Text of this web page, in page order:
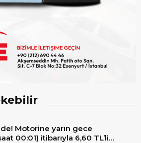
Motorine yarın gece
00:01) itibarıyla 6,60 TL’lik